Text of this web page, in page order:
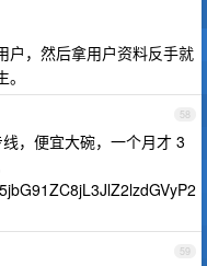
户，然后拿用户资料反手就
58
，便宜大碗，一个月才 3
59